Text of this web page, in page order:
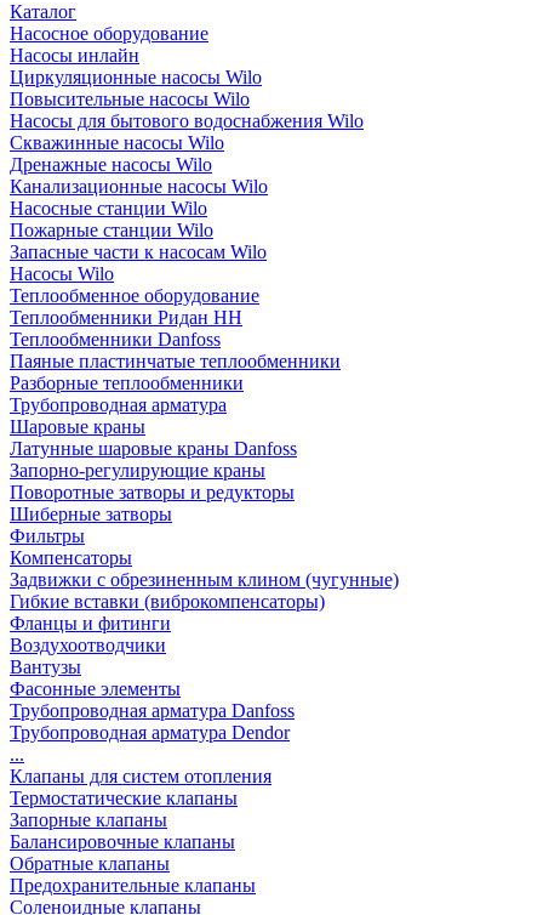
Каталог
Насосное оборудование
Насосы инлайн
Циркуляционные насосы Wilo
Повысительные насосы Wilo
Насосы для бытового водоснабжения Wilo
Скважинные насосы Wilo
Дренажные насосы Wilo
Канализационные насосы Wilo
Насосные станции Wilo
Пожарные станции Wilo
Запасные части к насосам Wilo
Насосы Wilo
Теплообменное оборудование
Теплообменники Ридан НН
Теплообменники Danfoss
Паяные пластинчатые теплообменники
Разборные теплообменники
Трубопроводная арматура
Шаровые краны
Латунные шаровые краны Danfoss
Запорно-регулирующие краны
Поворотные затворы и редукторы
Шиберные затворы
Фильтры
Компенсаторы
Задвижки с обрезиненным клином (чугунные)
Гибкие вставки (виброкомпенсаторы)
Фланцы и фитинги
Воздухоотводчики
Вантузы
Фасонные элементы
Трубопроводная арматура Danfoss
Трубопроводная арматура Dendor
...
Клапаны для систем отопления
Термостатические клапаны
Запорные клапаны
Балансировочные клапаны
Обратные клапаны
Предохранительные клапаны
Соленоидные клапаны